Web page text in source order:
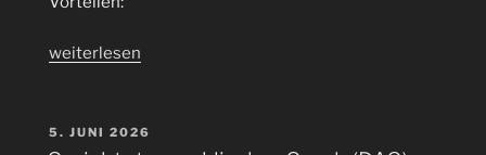
„Automatisch
(plantUML-
weiterlesen
VERÖFFENTLICHT
AM
5. JUNI 2026